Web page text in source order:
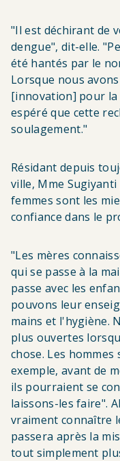
"Il est déchirant de
dengue", dit-elle.
été hantés par le
Lorsque nous
[innovation] pour la
espéré que cette
soulagement."
Résidant depuis
ville, Mme
femmes sont les
confiance dans le
"Les mères
qui se passe à la
passe avec les
pouvons leur
mains et l'hygiène.
plus ouvertes
chose. Les
exemple, avant de
ils pourraient se
laissons-les faire".
vraiment connaître
passera après la
tout simplement